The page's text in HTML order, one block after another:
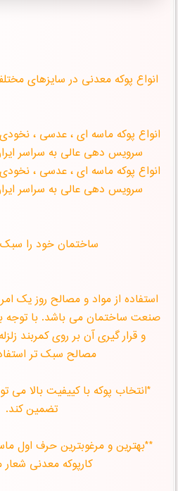
انواع پوكه معدنی در سایزهای
انواع پوكه ماسه ای ، عدسی ،
سرویس دهی عالی به سراسر
انواع پوكه ماسه ای ، عدسی ،
سرویس دهی عالی به سراسر
ساختمان خود را سبک
استفاده از مواد و مصالح روز یک
صنعت ساختمان می باشد. با توجه به
و قرار گیری آن بر روی کمربند
مصالح سبک تر
*انتخاب پوكه با كییفیت بالا می
تضمین كند.
**بهترین و مرغوبترین حرف
کارپوکه معدنی